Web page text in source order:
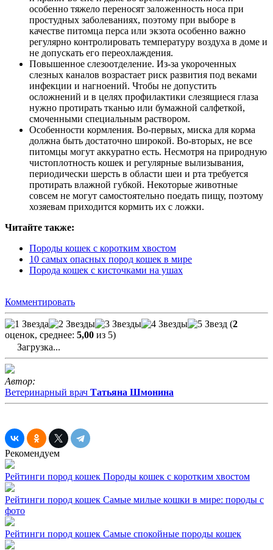
особенно тяжело переносят заложенность носа при
простудных заболеваниях, поэтому при выборе в
качестве питомца перса или экзота особенно важно
регулярно контролировать температуру воздуха в доме и
не допускать его переохлаждения.
Повышенное слезоотделение. Из-за укороченных
слезных каналов возрастает риск развития под веками
инфекции и нагноений. Чтобы не допустить
осложнений и в целях профилактики слезящиеся глаза
нужно протирать тканью или бумажной салфеткой,
смоченными специальным раствором.
Особенности кормления. Во-первых, миска для корма
должна быть достаточно широкой. Во-вторых, не все
питомцы могут аккуратно есть. Несмотря на природную
чистоплотность кошек и регулярные вылизывания,
периодически шерсть в области шеи и рта требуется
протирать влажной губкой. Некоторые животные
совсем не могут самостоятельно поедать пищу, поэтому
хозяевам приходится кормить их с ложки.
Читайте также:
Породы кошек с коротким хвостом
10 самых опасных пород кошек в мире
Порода кошек с кисточками на ушах
Комментировать
(2
оценок, среднее: 5,00 из 5)
Загрузка...
Автор:
Ветеринарный врач Татьяна Шмонина
Рекомендуем
Рейтинги пород кошек Породы кошек с коротким хвостом
Рейтинги пород кошек Самые милые кошки в мире: породы с
фото
Рейтинги пород кошек Самые спокойные породы кошек